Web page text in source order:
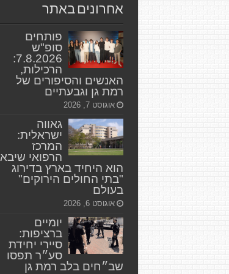
אחרונים באתר
פותחים
סופ"ש
7.8.2026:
הרכילות,
האנשים והסיפורים של
רמת גן וגבעתיים
אוגוסט 7, 2026
גאווה
ישראלית:
המרכז
הרפואי שיבא
הוא היחיד בארץ בדירוג
"בתי החולים הירוקים"
בעולם
אוגוסט 6, 2026
יומיים
ברציפות:
סיירי יחידת
סע״ר תפסו
שב״חים בלב רמת גן